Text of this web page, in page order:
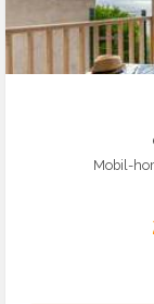
Mobil-